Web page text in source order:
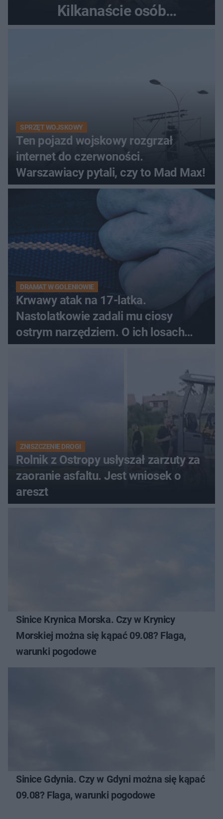
Kilkanaście osób
poszkodowanych, lądował
SPRZĘT WOJSKOWY
Ten pojazd wojskowy rozgrzał
internet do czerwoności.
Warszawiacy pytali, czy to Mad Max!
DRAMAT W GOLENIOWIE
Krwawy atak na 17-latka.
Nastolatkowie zadali mu ciosy
ostrym narzędziem. O ich losach
zdecyduje sąd rodzinny
ZNISZCZENIE DROGI
Rolnik z Ostropy usłyszał zarzuty za
zaoranie asfaltu. Jest wniosek o
areszt
Sinice Krynica Morska. Czy w Krynicy
Morskiej można się kąpać 09.08? Flaga,
warunki pogodowe
Sinice Gdynia. Czy w Gdyni można się kąpać
09.08? Flaga, warunki pogodowe